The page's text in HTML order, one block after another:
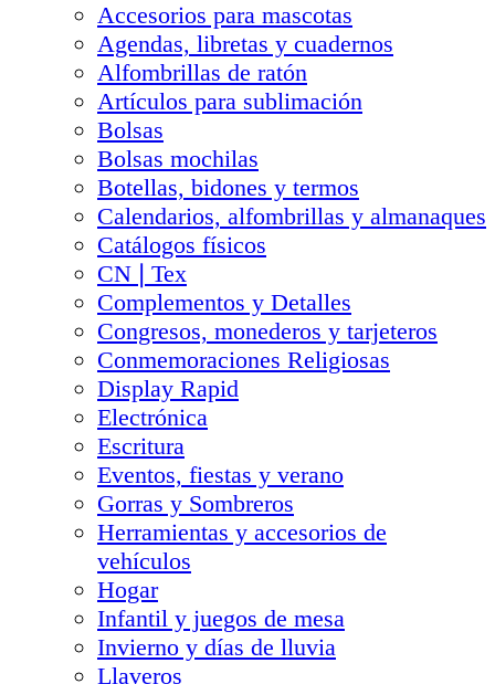
Accesorios para mascotas
Agendas, libretas y cuadernos
Alfombrillas de ratón
Artículos para sublimación
Bolsas
Bolsas mochilas
Botellas, bidones y termos
Calendarios, alfombrillas y almanaques
Catálogos físicos
CN❘Tex
Complementos y Detalles
Congresos, monederos y tarjeteros
Conmemoraciones Religiosas
Display Rapid
Electrónica
Escritura
Eventos, fiestas y verano
Gorras y Sombreros
Herramientas y accesorios de
vehículos
Hogar
Infantil y juegos de mesa
Invierno y días de lluvia
Llaveros